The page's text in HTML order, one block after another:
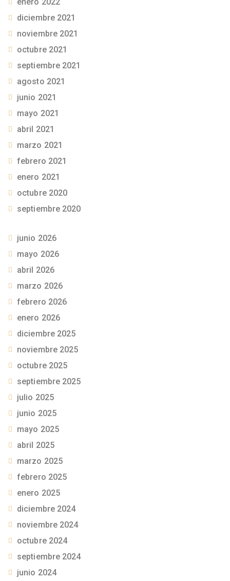
diciembre 2021
noviembre 2021
octubre 2021
septiembre 2021
agosto 2021
junio 2021
mayo 2021
abril 2021
marzo 2021
febrero 2021
enero 2021
octubre 2020
septiembre 2020
junio 2026
mayo 2026
abril 2026
marzo 2026
febrero 2026
enero 2026
diciembre 2025
noviembre 2025
octubre 2025
septiembre 2025
julio 2025
junio 2025
mayo 2025
abril 2025
marzo 2025
febrero 2025
enero 2025
diciembre 2024
noviembre 2024
octubre 2024
septiembre 2024
junio 2024